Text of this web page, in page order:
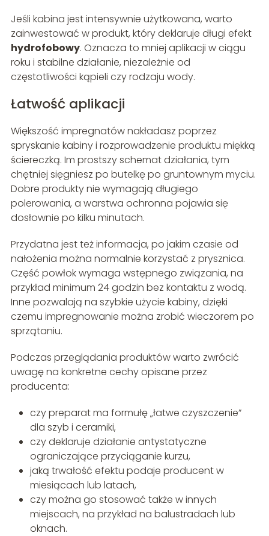
Jeśli kabina jest intensywnie użytkowana, warto
zainwestować w produkt, który deklaruje długi efekt
hydrofobowy. Oznacza to mniej aplikacji w ciągu
roku i stabilne działanie, niezależnie od
częstotliwości kąpieli czy rodzaju wody.
Łatwość aplikacji
Większość impregnatów nakładasz poprzez
spryskanie kabiny i rozprowadzenie produktu miękką
ściereczką. Im prostszy schemat działania, tym
chętniej sięgniesz po butelkę po gruntownym myciu.
Dobre produkty nie wymagają długiego
polerowania, a warstwa ochronna pojawia się
dosłownie po kilku minutach.
Przydatna jest też informacja, po jakim czasie od
nałożenia można normalnie korzystać z prysznica.
Część powłok wymaga wstępnego związania, na
przykład minimum 24 godzin bez kontaktu z wodą.
Inne pozwalają na szybkie użycie kabiny, dzięki
czemu impregnowanie można zrobić wieczorem po
sprzątaniu.
Podczas przeglądania produktów warto zwrócić
uwagę na konkretne cechy opisane przez
producenta:
czy preparat ma formułę „łatwe czyszczenie”
dla szyb i ceramiki,
czy deklaruje działanie antystatyczne
ograniczające przyciąganie kurzu,
jaką trwałość efektu podaje producent w
miesiącach lub latach,
czy można go stosować także w innych
miejscach, na przykład na balustradach lub
oknach.